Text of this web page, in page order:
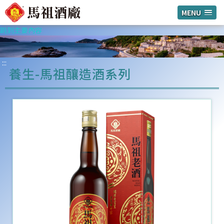
MENU
跳到主要內容
:::
養生-馬祖釀造酒系列